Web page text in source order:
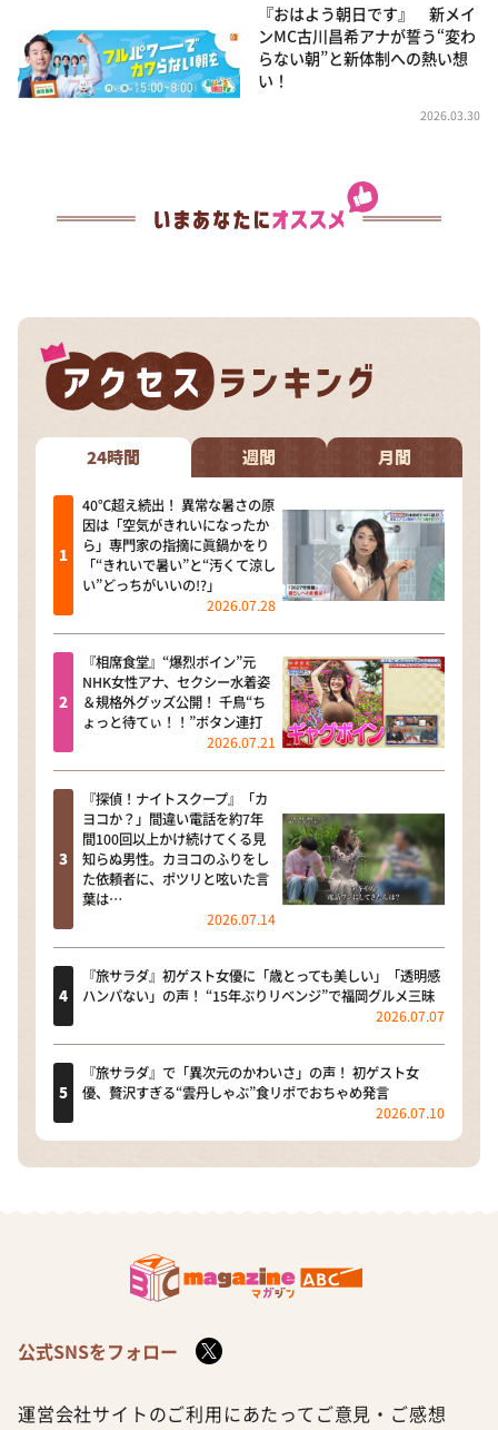
『おはよう朝日です』 新メイ
ンMC古川昌希アナが誓う“変わ
らない朝”と新体制への熱い想
い！
2026.03.30
24時間 週間 月間
40℃超え続出！ 異常な暑さの原
因は「空気がきれいになったか
ら」専門家の指摘に眞鍋かをり
「“きれいで暑い”と“汚くて涼し
い”どっちがいいの!?」
2026.07.28
『相席食堂』“爆烈ボイン”元
NHK女性アナ、セクシー水着姿
＆規格外グッズ公開！ 千鳥“ち
ょっと待てぃ！！”ボタン連打
2026.07.21
『探偵！ナイトスクープ』「カ
ヨコか？」間違い電話を約7年
間100回以上かけ続けてくる見
知らぬ男性。カヨコのふりをし
た依頼者に、ポツリと呟いた言
葉は…
2026.07.14
『旅サラダ』初ゲスト女優に「歳とっても美しい」「透明感
ハンパない」の声！ “15年ぶりリベンジ”で福岡グルメ三昧
2026.07.07
『旅サラダ』で「異次元のかわいさ」の声！ 初ゲスト女
優、贅沢すぎる“雲丹しゃぶ”食リポでおちゃめ発言
2026.07.10
公式SNSをフォロー
運営会社サイトのご利用にあたって ご意見・ご感想